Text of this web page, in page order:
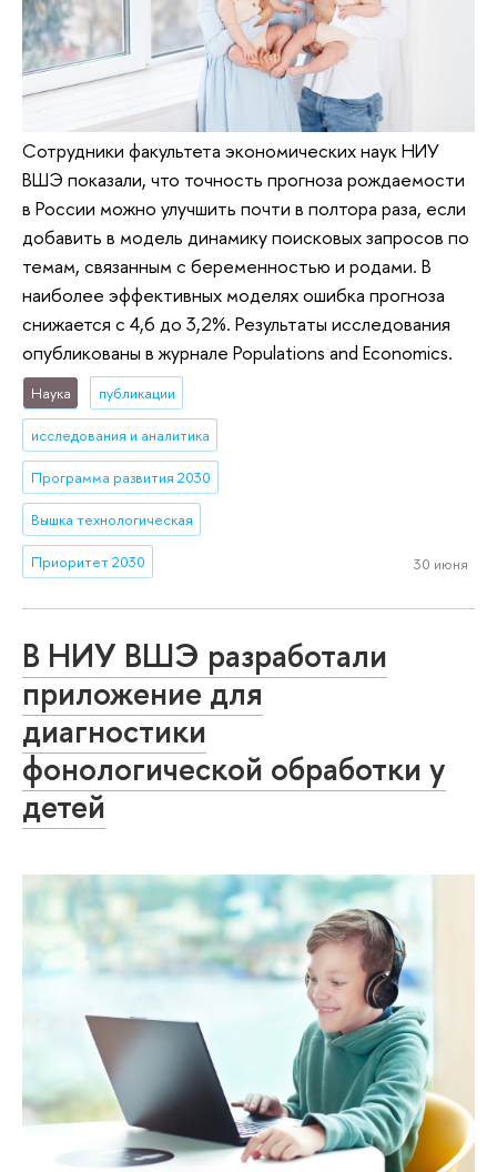
Сотрудники факультета экономических наук НИУ
ВШЭ показали, что точность прогноза рождаемости
в России можно улучшить почти в полтора раза, если
добавить в модель динамику поисковых запросов по
темам, связанным с беременностью и родами. В
наиболее эффективных моделях ошибка прогноза
снижается с 4,6 до 3,2%. Результаты исследования
опубликованы в журнале Populations and Economics.
Наука публикации
исследования и аналитика
Программа развития 2030
Вышка технологическая
Приоритет 2030 30 июня
В НИУ ВШЭ разработали
приложение для
диагностики
фонологической обработки у
детей